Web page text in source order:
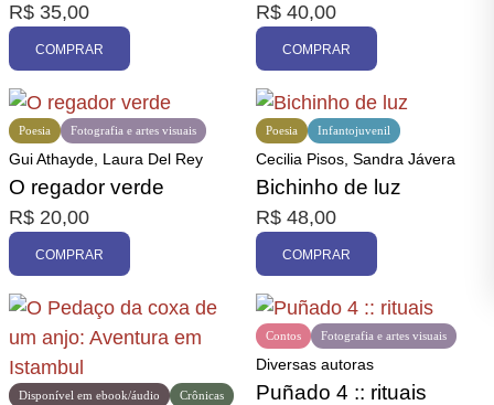
R$ 35,00
COMPRAR
R$ 40,00
COMPRAR
Fotografia e artes visuais
Poesia
Gui Athayde, Laura Del Rey
O regador verde
R$ 20,00
COMPRAR
Infantojuvenil
Poesia
Cecilia Pisos, Sandra Jávera
Bichinho de luz
R$ 48,00
COMPRAR
Crônicas
Disponível em ebook/áudio
Contos Fotografia e artes visuais
Diversas autoras
Puñado 4 :: rituais